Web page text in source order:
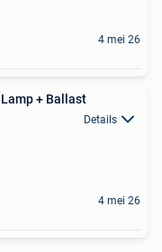
4 mei 26
+ Ballast
Details
4 mei 26